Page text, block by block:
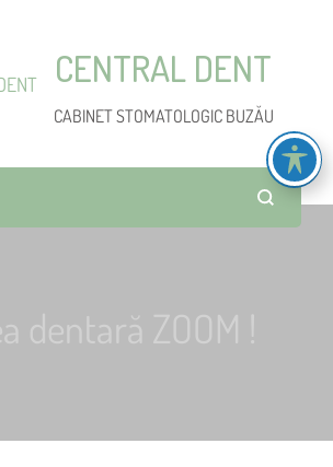
CENTRAL DENT
CABINET STOMATOLOGIC BUZĂU